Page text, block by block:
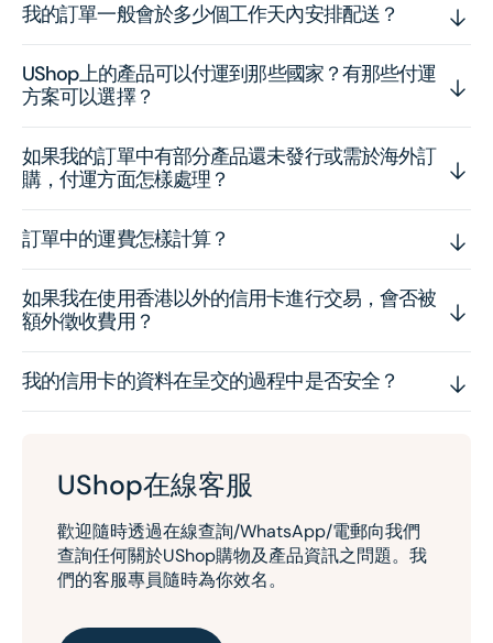
我的訂單一般會於多少個工作天內安排配送？
UShop上的產品可以付運到那些國家？有那些付運
方案可以選擇？
如果我的訂單中有部分產品還未發行或需於海外訂
購，付運方面怎樣處理？
訂單中的運費怎樣計算？
如果我在使用香港以外的信用卡進行交易，會否被
額外徵收費用？
我的信用卡的資料在呈交的過程中是否安全？
UShop在線客服
歡迎隨時透過在線查詢/WhatsApp/電郵向我們
查詢任何關於UShop購物及產品資訊之問題。我
們的客服專員隨時為你效名。